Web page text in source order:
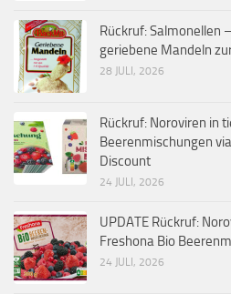
Rückruf: Salmonellen
geriebene Mandeln
28 JULI, 2026
Rückruf: Noroviren in
Beerenmischungen
Discount
24 JULI, 2026
UPDATE Rückruf:
Freshona Bio
24 JULI, 2026